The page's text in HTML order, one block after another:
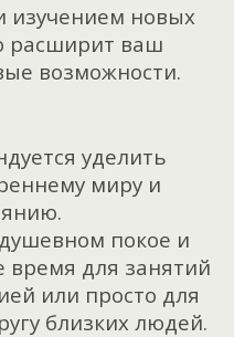
изучением новых
расширит ваш
возможности.
уделить
миру и
покое и
время для занятий
или просто для
близких людей.